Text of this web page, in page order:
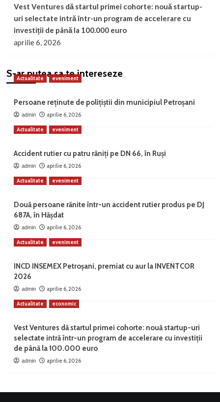
Vest Ventures dă startul primei cohorte: nouă startup-
uri selectate intră într-un program de accelerare cu
investiții de până la 100.000 euro
aprilie 6, 2026
S-ar putea sa te intereseze
Actualitate eveniment
Persoane reținute de polițiștii din municipiul Petroșani
admin aprilie 6, 2026
Actualitate eveniment
Accident rutier cu patru răniți pe DN 66, în Ruși
admin aprilie 6, 2026
Actualitate eveniment
Două persoane rănite într-un accident rutier produs pe DJ
687A, în Hășdat
admin aprilie 6, 2026
Actualitate eveniment
INCD INSEMEX Petroșani, premiat cu aur la INVENTCOR
2026
admin aprilie 6, 2026
Actualitate economic
Vest Ventures dă startul primei cohorte: nouă startup-uri
selectate intră într-un program de accelerare cu investiții
de până la 100.000 euro
admin aprilie 6, 2026